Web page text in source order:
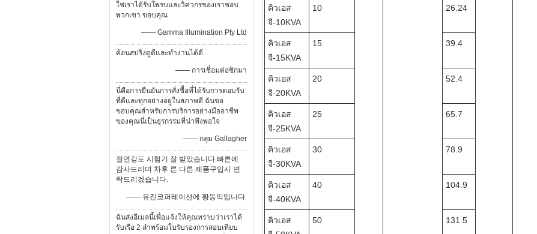
ใช่เราได้รับโพรบและวิศวกรของเราชอบ
พวกเขา ขอบคุณ
—— Gamma Illumination Pty Ltd
ค้อนสปริงดูดีและทำงานได้ดี
—— การเชื่อมต่อซิกมา
นี่คือการยืนยันการสั่งซื้อที่ได้รับการตอบรับ
ที่ดีและทุกอย่างอยู่ในสภาพดี ฉันขอ
ขอบคุณสำหรับการบริการอย่างมืออาชีพ
ของคุณนี่เป็นธุรกรรมที่น่าพึงพอใจ
—— กลุ่ม Gallagher
절연강도 시험기 잘 받았습니다.빠른에
감사드리며 차후 른 다른 제품구입시 연
락드리겠습니다.
—— 유진코퍼레이션에 황동익입니다.
ฉันส่งอีเมลนี้เพื่อแจ้งให้คุณทราบว่าเราได้
รับเรือ 2 ลำพร้อมใบรับรองการสอบเทียบ
คิวเอส
จี-10KVA
10 26.24
คิวเอส
จี-15KVA
15 39.4
คิวเอส
จี-20KVA
20 52.4
คิวเอส
จี-25KVA
25 65.7
คิวเอส
จี-30KVA
30 78.9
คิวเอส
จี-40KVA
40 104.9
คิวเอส
50 131.5